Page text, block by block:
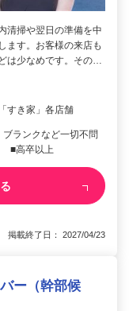
清掃や翌日の準備を中
ます。お客様の来店も
は少なめです。その…
すき家」各店舗
ランクなど一切不問
■高卒以上
掲載終了日： 2027/04/23
ー（幹部候